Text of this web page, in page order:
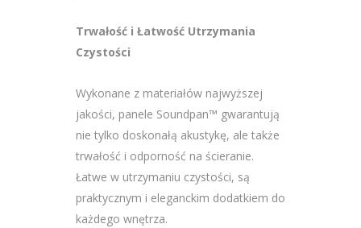
Trwałość i Łatwość Utrzymania
Czystości
Wykonane z materiałów najwyższej
jakości, panele Soundpan™ gwarantują
nie tylko doskonałą akustykę, ale także
trwałość i odporność na ścieranie.
Łatwe w utrzymaniu czystości, są
praktycznym i eleganckim dodatkiem do
każdego wnętrza.